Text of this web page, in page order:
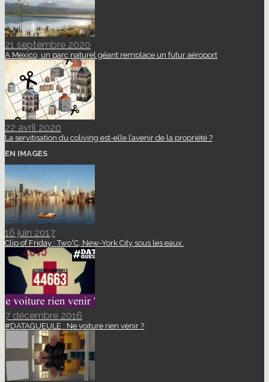
21 septembre 2020
A Mexico, un parc naturel géant remplace un futur aéroport
22 avril 2020
La servitisation du coliving est-elle l’avenir de la propriété ?
EN IMAGES
16 juin 2017
Clip of Friday : Two°C, New-York City sous les eaux.
7 décembre 2016
#DATAGUEULE : Ne voiture rien venir ?